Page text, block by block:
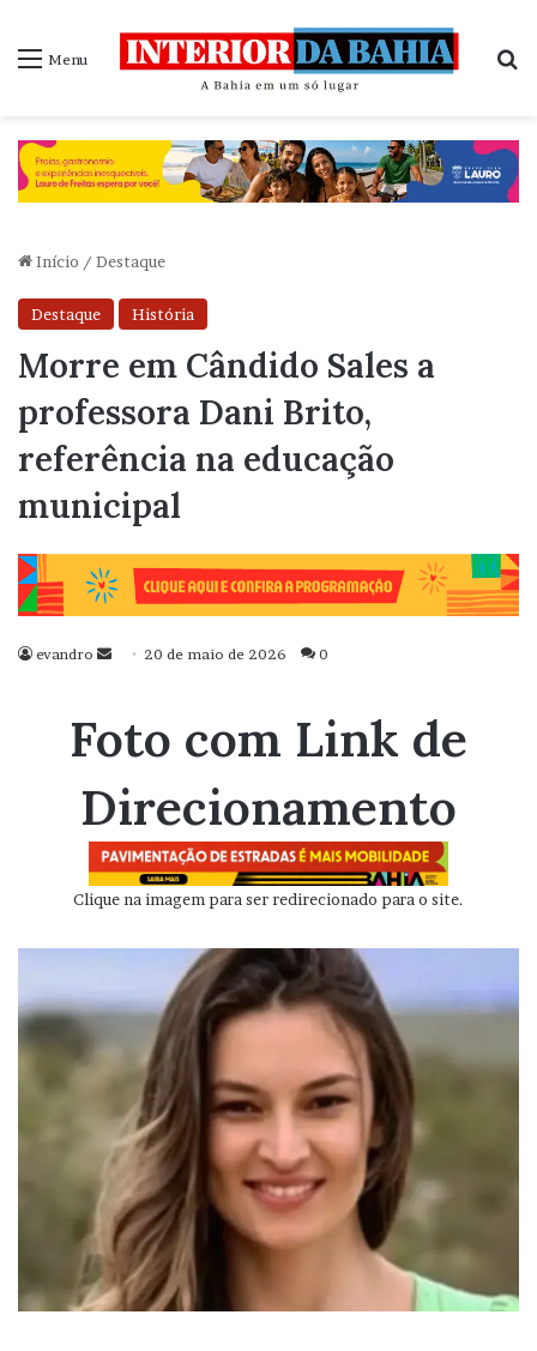
Menu
Início / Destaque
Destaque História
Morre em Cândido Sales a
professora Dani Brito,
referência na educação
municipal
evandro
Mande
mail
20 de maio de 2026 0
Foto com Link de
Direcionamento
Clique na imagem para ser redirecionado para o site.